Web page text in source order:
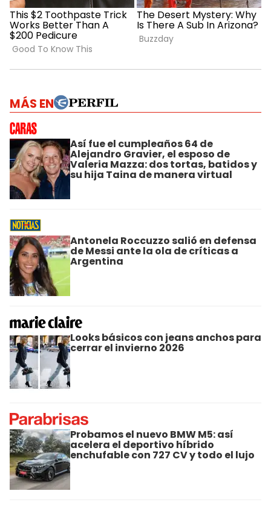
MÁS EN
Así fue el cumpleaños 64 de
Alejandro Gravier, el esposo de
Valeria Mazza: dos tortas, batidos y
su hija Taina de manera virtual
Antonela Roccuzzo salió en defensa
de Messi ante la ola de críticas a
Argentina
Looks básicos con jeans anchos para
cerrar el invierno 2026
Probamos el nuevo BMW M5: así
acelera el deportivo híbrido
enchufable con 727 CV y todo el lujo